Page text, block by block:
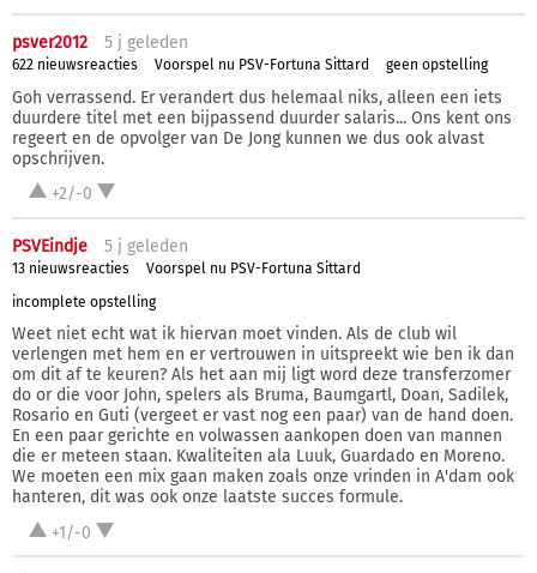
psver2012 5 j geleden
622 nieuwsreacties Voorspel nu PSV-Fortuna Sittard geen opstelling
Goh verrassend. Er verandert dus helemaal niks, alleen een iets
duurdere titel met een bijpassend duurder salaris... Ons kent ons
regeert en de opvolger van De Jong kunnen we dus ook alvast
opschrijven.
+2/-0
PSVEindje 5 j geleden
13 nieuwsreacties
Voorspel nu PSV-Fortuna Sittard
incomplete opstelling
Weet niet echt wat ik hiervan moet vinden. Als de club wil
verlengen met hem en er vertrouwen in uitspreekt wie ben ik dan
om dit af te keuren? Als het aan mij ligt word deze transferzomer
do or die voor John, spelers als Bruma, Baumgartl, Doan, Sadilek,
Rosario en Guti (vergeet er vast nog een paar) van de hand doen.
En een paar gerichte en volwassen aankopen doen van mannen
die er meteen staan. Kwaliteiten ala Luuk, Guardado en Moreno.
We moeten een mix gaan maken zoals onze vrinden in A'dam ook
hanteren, dit was ook onze laatste succes formule.
+1/-0